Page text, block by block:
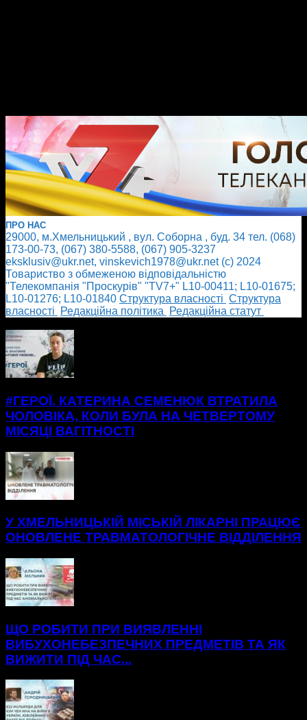
ПРО НАС
29000, м.Хмельницький , вул. Соборна , буд. 34 тел. (068)
173-00-73, (067) 380-5588, (067) 905-3237
eksklusiv@ukr.net, vinskevich1978@ukr.net (с) 2024
Товариство з обмеженою відповідальністю
"Телекомпанія "Проскурів" "TV7+" L10-00411; L10-01675;
L10-01276; L10-01840 Cтруктура власності Cтруктура
власності
Редакційна політика
Редакційна статут
#ГЕРОЇ. КАТЕРИНА СЕМЕНЮК ВТРАТИЛА
ЧОЛОВІКА, КОЛИ БУЛА НА ЧЕТВЕРТОМУ
МІСЯЦІ ВАГІТНОСТІ
У ХМЕЛЬНИЦЬКІЙ МІСЬКІЙ ЛІКАРНІ ПРАЦЮЄ
ОНОВЛЕНЕ ТРАВМАТОЛОГІЧНЕ ВІДДІЛЕННЯ
ЩО РОБИТИ ПРИ ВИЯВЛЕННІ
ВИБУХОНЕБЕЗПЕЧНИХ ПРЕДМЕТІВ ТА ЯК
ВИЖИТИ ПІД ЧАС...